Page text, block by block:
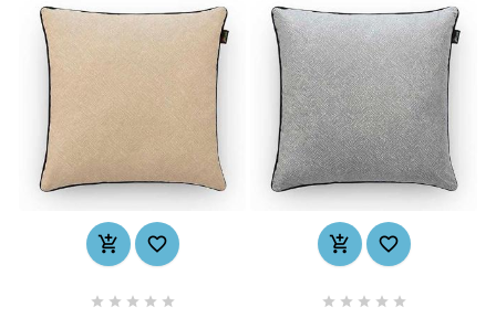
 
    
 
    